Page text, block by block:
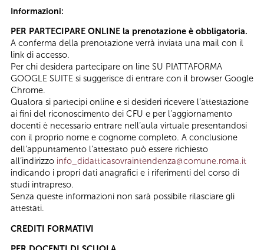
Informazioni:
PER PARTECIPARE ONLINE la prenotazione è obbligatoria.
A conferma della prenotazione verrà inviata una mail con il
link di accesso.
Per chi desidera partecipare on line SU PIATTAFORMA
GOOGLE SUITE si suggerisce di entrare con il browser Google
Chrome.
Qualora si partecipi online e si desideri ricevere l’attestazione
ai fini del riconoscimento dei CFU e per l’aggiornamento
docenti è necessario entrare nell’aula virtuale presentandosi
con il proprio nome e cognome completo. A conclusione
dell’appuntamento l’attestato può essere richiesto
all’indirizzo info_didatticasovraintendenza@comune.roma.it
indicando i propri dati anagrafici e i riferimenti del corso di
studi intrapreso.
Senza queste informazioni non sarà possibile rilasciare gli
attestati.
CREDITI FORMATIVI